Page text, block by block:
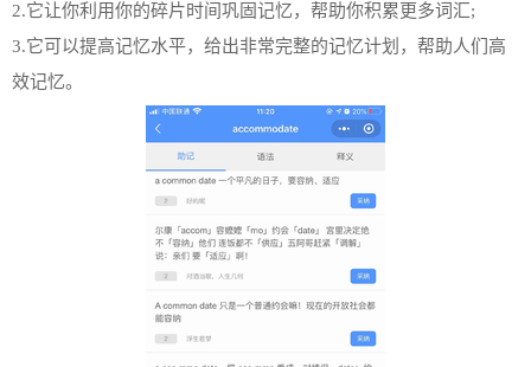
2.它让你利用你的碎片时间巩固记忆，帮助你积累更多词汇;
3.它可以提高记忆水平，给出非常完整的记忆计划，帮助人们高
效记忆。